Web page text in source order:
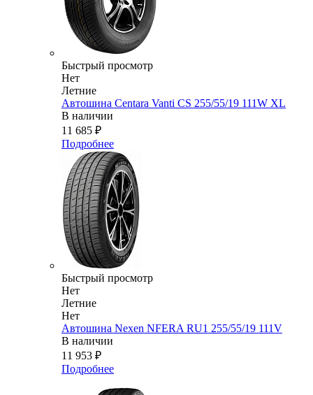
Быстрый просмотр
Нет
Летние
Автошина Centara Vanti CS 255/55/19 111W XL
В наличии
11 685 ₽
Подробнее
Быстрый просмотр
Нет
Летние
Нет
Автошина Nexen NFERA RU1 255/55/19 111V
В наличии
11 953 ₽
Подробнее